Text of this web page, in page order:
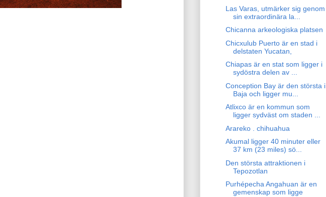
Las Varas, utmärker sig genom
sin extraordinära la...
Chicanna arkeologiska platsen
Chicxulub Puerto är en stad i
delstaten Yucatan,
Chiapas är en stat som ligger i
sydöstra delen av ...
Conception Bay är den största i
Baja och ligger mu...
Atlixco är en kommun som
ligger sydväst om staden ...
Arareko . chihuahua
Akumal ligger 40 minuter eller
37 km (23 miles) sö...
Den största attraktionen i
Tepozotlan
Purhépecha Angahuan är en
gemenskap som ligge